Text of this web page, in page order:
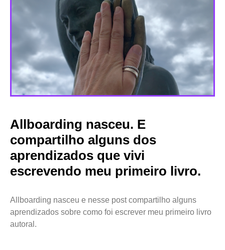
Allboarding nasceu. E
compartilho alguns dos
aprendizados que vivi
escrevendo meu primeiro livro.
Allboarding nasceu e nesse post compartilho alguns
aprendizados sobre como foi escrever meu primeiro livro
autoral.